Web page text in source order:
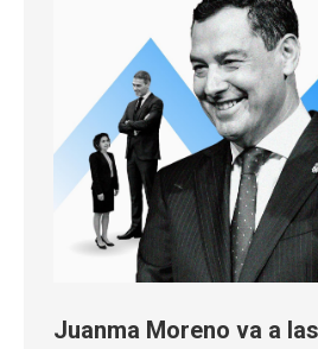
Juanma Moreno va a